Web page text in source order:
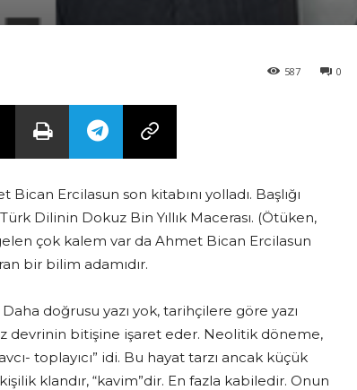
0
587
Ercilasun son kitabını yolladı. Başlığı
Dilinin Dokuz Bin Yıllık Macerası. (Ötüken,
çok kalem var da Ahmet Bican Ercilasun
bir bilim adamıdır.
doğrusu yazı yok, tarihçilere göre yazı
devrinin bitişine işaret eder. Neolitik döneme,
toplayıcı” idi. Bu hayat tarzı ancak küçük
klandır, “kavim”dir. En fazla kabiledir. Onun